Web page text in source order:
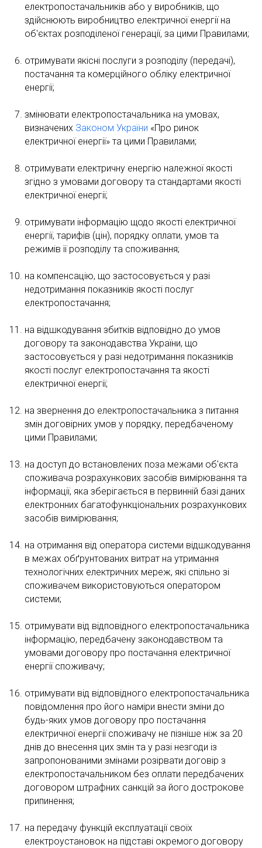
електропостачальників або у виробників, що
здійснюють виробництво електричної енергії на
об'єктах розподіленої генерації, за цими Правилами;
отримувати якісні послуги з розподілу (передачі),
постачання та комерційного обліку електричної
енергії;
змінювати електропостачальника на умовах,
визначених Законом України «Про ринок
електричної енергії» та цими Правилами;
отримувати електричну енергію належної якості
згідно з умовами договору та стандартами якості
електричної енергії;
отримувати інформацію щодо якості електричної
енергії, тарифів (цін), порядку оплати, умов та
режимів її розподілу та споживання;
на компенсацію, що застосовується у разі
недотримання показників якості послуг
електропостачання;
на відшкодування збитків відповідно до умов
договору та законодавства України, що
застосовується у разі недотримання показників
якості послуг електропостачання та якості
електричної енергії;
на звернення до електропостачальника з питання
змін договірних умов у порядку, передбаченому
цими Правилами;
на доступ до встановлених поза межами об'єкта
споживача розрахункових засобів вимірювання та
інформації, яка зберігається в первинній базі даних
електронних багатофункціональних розрахункових
засобів вимірювання;
на отримання від оператора системи відшкодування
в межах обґрунтованих витрат на утримання
технологічних електричних мереж, які спільно зі
споживачем використовуються оператором
системи;
отримувати від відповідного електропостачальника
інформацію, передбачену законодавством та
умовами договору про постачання електричної
енергії споживачу;
отримувати від відповідного електропостачальника
повідомлення про його наміри внести зміни до
будь-яких умов договору про постачання
електричної енергії споживачу не пізніше ніж за 20
днів до внесення цих змін та у разі незгоди із
запропонованими змінами розірвати договір з
електропостачальником без оплати передбачених
договором штрафних санкцій за його дострокове
припинення;
на передачу функцій експлуатації своїх
електроустановок на підставі окремого договору